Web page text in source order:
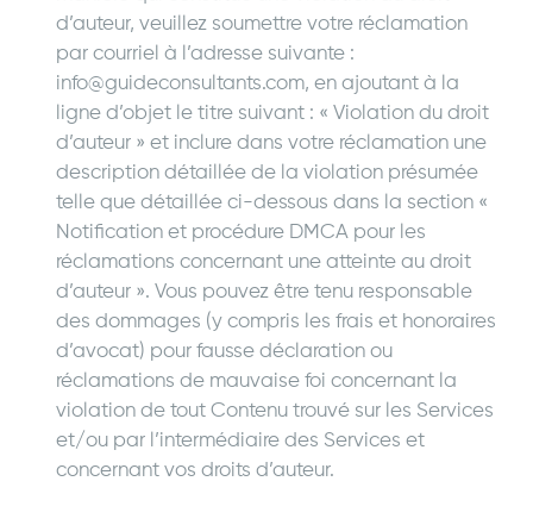
d’auteur, veuillez soumettre votre réclamation
par courriel à l’adresse suivante :
info@guideconsultants.com, en ajoutant à la
ligne d’objet le titre suivant : « Violation du droit
d’auteur » et inclure dans votre réclamation une
description détaillée de la violation présumée
telle que détaillée ci-dessous dans la section «
Notification et procédure DMCA pour les
réclamations concernant une atteinte au droit
d’auteur ». Vous pouvez être tenu responsable
des dommages (y compris les frais et honoraires
d’avocat) pour fausse déclaration ou
réclamations de mauvaise foi concernant la
violation de tout Contenu trouvé sur les Services
et/ou par l’intermédiaire des Services et
concernant vos droits d’auteur.